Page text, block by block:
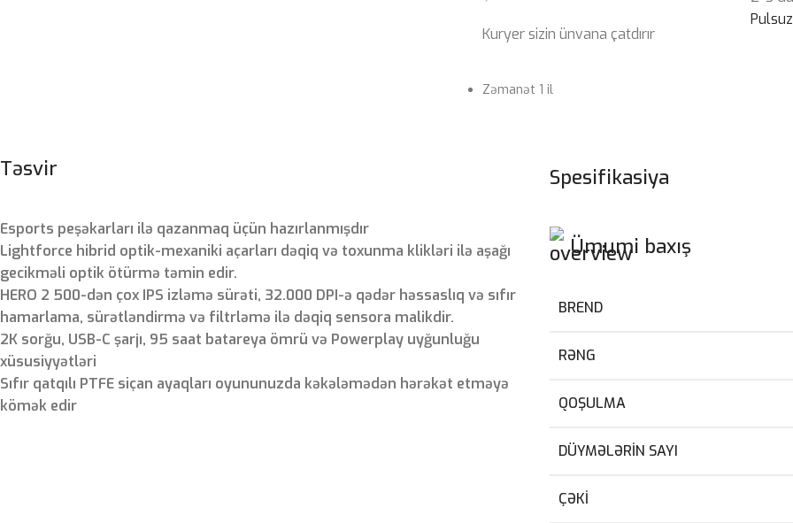
Kuryer sizin ünvana çatdırır
Pulsuz
Zəmanət 1 il
Təsvir
Esports peşəkarları ilə qazanmaq üçün hazırlanmışdır
Lightforce hibrid optik-mexaniki açarları dəqiq və toxunma klikləri ilə aşağı
gecikməli optik ötürmə təmin edir.
HERO 2 500-dən çox IPS izləmə sürəti, 32.000 DPI-ə qədər həssaslıq və sıfır
hamarlama, sürətləndirmə və filtrləmə ilə dəqiq sensora malikdir.
2K sorğu, USB-C şarjı, 95 saat batareya ömrü və Powerplay uyğunluğu
xüsusiyyətləri
Sıfır qatqılı PTFE siçan ayaqları oyununuzda kəkələmədən hərəkət etməyə
kömək edir
Spesifikasiya
Ümumi baxış
BREND
RƏNG
QOŞULMA
DÜYMƏLƏRIN SAYI
ÇƏKI